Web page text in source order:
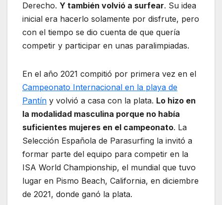
Derecho. Y también volvió a surfear. Su idea
inicial era hacerlo solamente por disfrute, pero
con el tiempo se dio cuenta de que quería
competir y participar en unas paralimpiadas.
En el año 2021 compitió por primera vez en el
Campeonato Internacional en la playa de
Pantín y volvió a casa con la plata. Lo hizo en
la modalidad masculina porque no había
suficientes mujeres en el campeonato. La
Selección Española de Parasurfing la invitó a
formar parte del equipo para competir en la
ISA World Championship, el mundial que tuvo
lugar en Pismo Beach, California, en diciembre
de 2021, donde ganó la plata.